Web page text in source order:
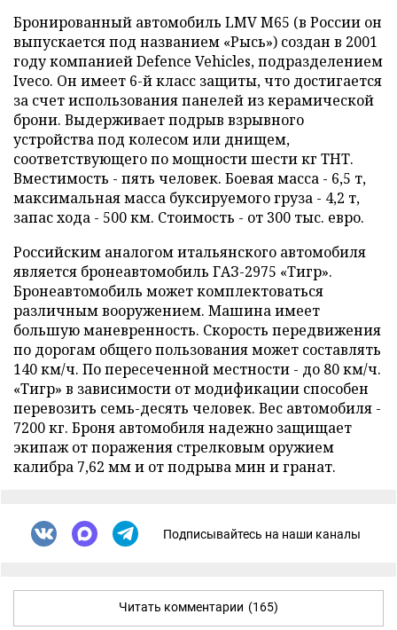
Бронированный автомобиль LMV M65 (в России он
выпускается под названием «Рысь») создан в 2001
году компанией Defence Vehicles, подразделением
Iveco. Он имеет 6-й класс защиты, что достигается
за счет использования панелей из керамической
брони. Выдерживает подрыв взрывного
устройства под колесом или днищем,
соответствующего по мощности шести кг ТНТ.
Вместимость - пять человек. Боевая масса - 6,5 т,
максимальная масса буксируемого груза - 4,2 т,
запас хода - 500 км. Стоимость - от 300 тыс. евро.
Российским аналогом итальянского автомобиля
является бронеавтомобиль ГАЗ-2975 «Тигр».
Бронеавтомобиль может комплектоваться
различным вооружением. Машина имеет
большую маневренность. Скорость передвижения
по дорогам общего пользования может составлять
140 км/ч. По пересеченной местности - до 80 км/ч.
«Тигр» в зависимости от модификации способен
перевозить семь-десять человек. Вес автомобиля -
7200 кг. Броня автомобиля надежно защищает
экипаж от поражения стрелковым оружием
калибра 7,62 мм и от подрыва мин и гранат.
Подписывайтесь на наши каналы
Читать комментарии (165)